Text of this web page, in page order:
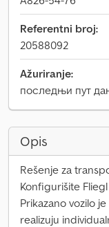
Referentni broj:
20588092
Ažuriranje:
последњи пут
Opis
Rešenje za
Konfigurišite
Prikazano vozilo
realizuju